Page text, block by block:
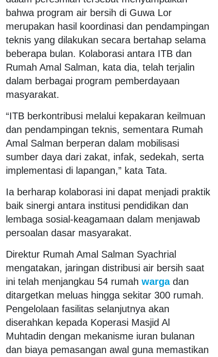
bahwa program air bersih di Guwa Lor
merupakan hasil koordinasi dan pendampingan
teknis yang dilakukan secara bertahap selama
beberapa bulan. Kolaborasi antara ITB dan
Rumah Amal Salman, kata dia, telah terjalin
dalam berbagai program pemberdayaan
masyarakat.
“ITB berkontribusi melalui kepakaran keilmuan
dan pendampingan teknis, sementara Rumah
Amal Salman berperan dalam mobilisasi
sumber daya dari zakat, infak, sedekah, serta
implementasi di lapangan,” kata Tata.
Ia berharap kolaborasi ini dapat menjadi praktik
baik sinergi antara institusi pendidikan dan
lembaga sosial-keagamaan dalam menjawab
persoalan dasar masyarakat.
Direktur Rumah Amal Salman Syachrial
mengatakan, jaringan distribusi air bersih saat
ini telah menjangkau 54 rumah warga dan
ditargetkan meluas hingga sekitar 300 rumah.
Pengelolaan fasilitas selanjutnya akan
diserahkan kepada Koperasi Masjid Al
Muhtadin dengan mekanisme iuran bulanan
dan biaya pemasangan awal guna memastikan